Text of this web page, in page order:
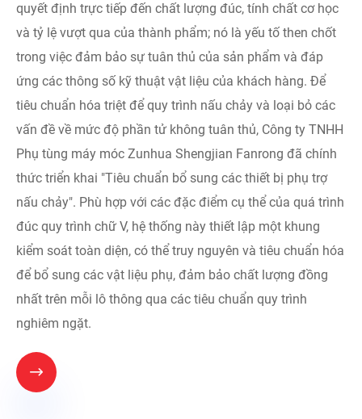
quyết định trực tiếp đến chất lượng đúc, tính chất cơ học
và tỷ lệ vượt qua của thành phẩm; nó là yếu tố then chốt
trong việc đảm bảo sự tuân thủ của sản phẩm và đáp
ứng các thông số kỹ thuật vật liệu của khách hàng. Để
tiêu chuẩn hóa triệt để quy trình nấu chảy và loại bỏ các
vấn đề về mức độ phần tử không tuân thủ, Công ty TNHH
Phụ tùng máy móc Zunhua Shengjian Fanrong đã chính
thức triển khai "Tiêu chuẩn bổ sung các thiết bị phụ trợ
nấu chảy". Phù hợp với các đặc điểm cụ thể của quá trình
đúc quy trình chữ V, hệ thống này thiết lập một khung
kiểm soát toàn diện, có thể truy nguyên và tiêu chuẩn hóa
để bổ sung các vật liệu phụ, đảm bảo chất lượng đồng
nhất trên mỗi lô thông qua các tiêu chuẩn quy trình
nghiêm ngặt.
